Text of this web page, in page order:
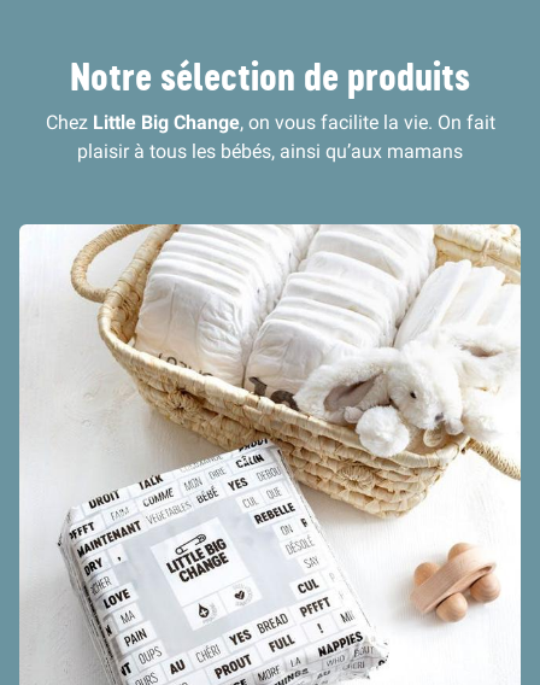
Notre sélection de produits
Chez Little Big Change, on vous facilite la vie. On fait
plaisir à tous les bébés, ainsi qu’aux mamans